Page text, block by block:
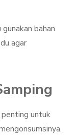
bahan
agar
penting untuk